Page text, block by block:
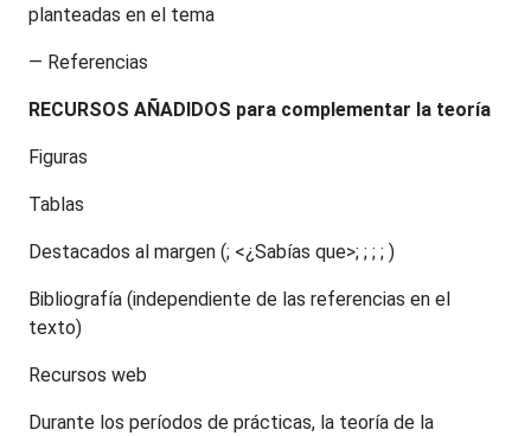
planteadas en el tema
— Referencias
RECURSOS AÑADIDOS para complementar la teoría
Figuras
Tablas
Destacados al margen (; <¿Sabías que>; ; ; ; )
Bibliografía (independiente de las referencias en el
texto)
Recursos web
Durante los períodos de prácticas, la teoría de la